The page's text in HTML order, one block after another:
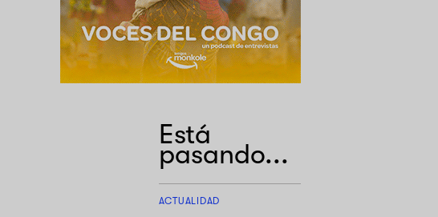
Está
pasando...
ACTUALIDAD